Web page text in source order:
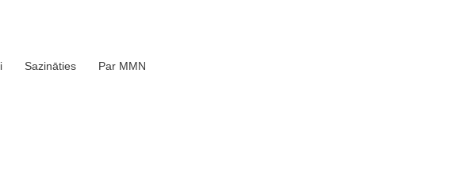
Sazināties Par MMN